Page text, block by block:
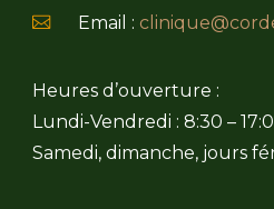
Email :
Heures d’ouverture :
Lundi-Vendredi : 8:30 –
Samedi, dimanche, jours